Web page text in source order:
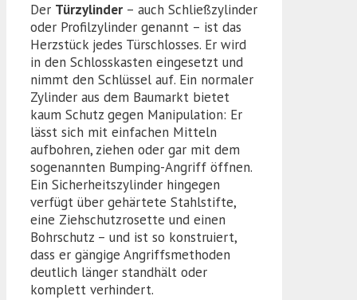
Der Türzylinder – auch Schließzylinder
oder Profilzylinder genannt – ist das
Herzstück jedes Türschlosses. Er wird
in den Schlosskasten eingesetzt und
nimmt den Schlüssel auf. Ein normaler
Zylinder aus dem Baumarkt bietet
kaum Schutz gegen Manipulation: Er
lässt sich mit einfachen Mitteln
aufbohren, ziehen oder gar mit dem
sogenannten Bumping-Angriff öffnen.
Ein Sicherheitszylinder hingegen
verfügt über gehärtete Stahlstifte,
eine Ziehschutzrosette und einen
Bohrschutz – und ist so konstruiert,
dass er gängige Angriffsmethoden
deutlich länger standhält oder
komplett verhindert.